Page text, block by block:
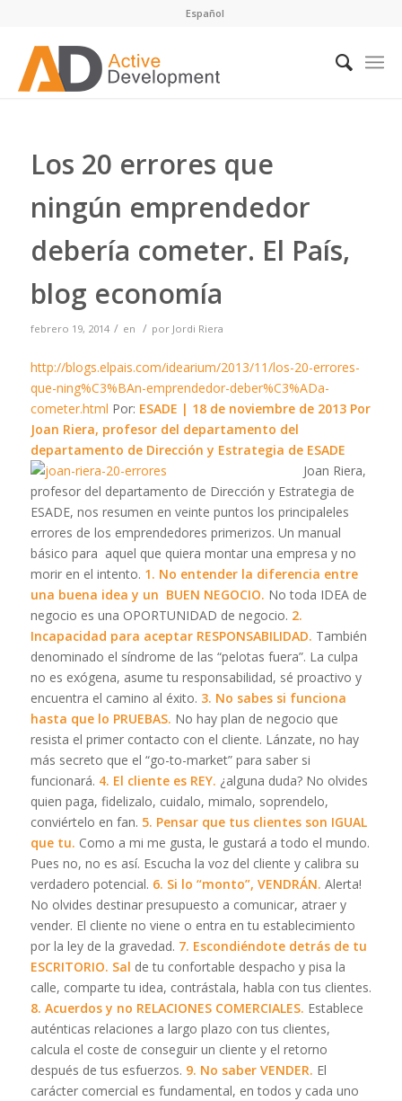
Español
Los 20 errores que
ningún emprendedor
debería cometer. El País,
blog economía
febrero 19, 2014 / en / por Jordi Riera
http://blogs.elpais.com/idearium/2013/11/los-20-errores-
que-ning%C3%BAn-emprendedor-deber%C3%ADa-
cometer.html Por: ESADE | 18 de noviembre de 2013 Por
Joan Riera, profesor del departamento del
departamento de Dirección y Estrategia de ESADE
Joan Riera,
profesor del departamento de Dirección y Estrategia de
ESADE, nos resumen en veinte puntos los principaleles
errores de los emprendedores primerizos. Un manual
básico para aquel que quiera montar una empresa y no
morir en el intento. 1. No entender la diferencia entre
una buena idea y un BUEN NEGOCIO. No toda IDEA de
negocio es una OPORTUNIDAD de negocio. 2.
Incapacidad para aceptar RESPONSABILIDAD. También
denominado el síndrome de las “pelotas fuera”. La culpa
no es exógena, asume tu responsabilidad, sé proactivo y
encuentra el camino al éxito. 3. No sabes si funciona
hasta que lo PRUEBAS. No hay plan de negocio que
resista el primer contacto con el cliente. Lánzate, no hay
más secreto que el “go-to-market” para saber si
funcionará. 4. El cliente es REY. ¿alguna duda? No olvides
quien paga, fidelizalo, cuidalo, mimalo, soprendelo,
conviértelo en fan. 5. Pensar que tus clientes son IGUAL
que tu. Como a mi me gusta, le gustará a todo el mundo.
Pues no, no es así. Escucha la voz del cliente y calibra su
verdadero potencial. 6. Si lo “monto”, VENDRÁN. Alerta!
No olvides destinar presupuesto a comunicar, atraer y
vender. El cliente no viene o entra en tu establecimiento
por la ley de la gravedad. 7. Escondiéndote detrás de tu
ESCRITORIO. Sal de tu confortable despacho y pisa la
calle, comparte tu idea, contrástala, habla con tus clientes.
8. Acuerdos y no RELACIONES COMERCIALES. Establece
auténticas relaciones a largo plazo con tus clientes,
calcula el coste de conseguir un cliente y el retorno
después de tus esfuerzos. 9. No saber VENDER. El
carácter comercial es fundamental, en todos y cada uno